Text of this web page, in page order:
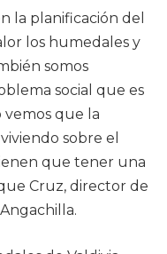
la planificación del
los humedales y
somos
social que es
que la
sobre el
que tener una
Cruz, director de